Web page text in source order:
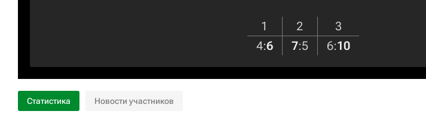
1 2
3
4:6 7:5 6:10
Статистика Новости участников